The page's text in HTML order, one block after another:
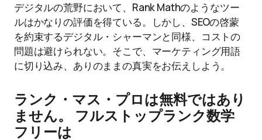
デジタルの荒野において、Rank Mathのようなツー
ルはかなりの評価を得ている。しかし、SEOの啓蒙
を約束するデジタル・シャーマンと同様、コストの
問題は避けられない。そこで、マーケティング用語
に切り込み、ありのままの真実をお伝えしよう。
ランク・マス・プロは無料ではあり
ません。 フルストップランク数学
フリーは